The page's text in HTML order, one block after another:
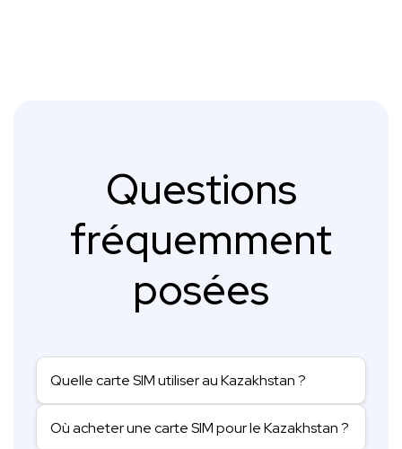
Questions
fréquemment
posées
Quelle carte SIM utiliser au Kazakhstan ?
Où acheter une carte SIM pour le Kazakhstan ?